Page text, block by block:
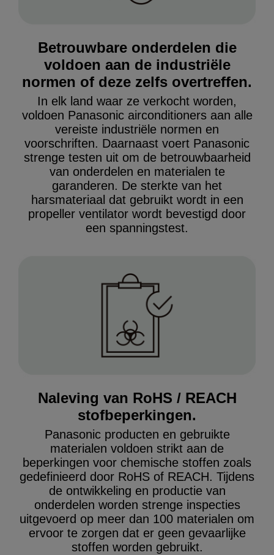
Betrouwbare onderdelen die
voldoen aan de industriële
normen of deze zelfs overtreffen.
In elk land waar ze verkocht worden,
voldoen Panasonic airconditioners aan alle
vereiste industriële normen en
voorschriften. Daarnaast voert Panasonic
strenge testen uit om de betrouwbaarheid
van onderdelen en materialen te
garanderen. De sterkte van het
harsmateriaal dat gebruikt wordt in een
propeller ventilator wordt bevestigd door
een spanningstest.
Naleving van RoHS / REACH
stofbeperkingen.
Panasonic producten en gebruikte
materialen voldoen strikt aan de
beperkingen voor chemische stoffen zoals
gedefinieerd door RoHS of REACH. Tijdens
de ontwikkeling en productie van
onderdelen worden strenge inspecties
uitgevoerd op meer dan 100 materialen om
ervoor te zorgen dat er geen gevaarlijke
stoffen worden gebruikt.